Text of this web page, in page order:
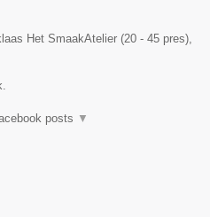
Het SmaakAtelier (20 - 45 pres),
posts ▼